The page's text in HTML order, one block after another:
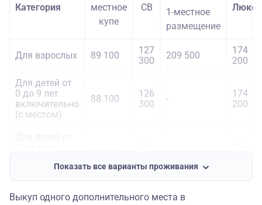
Категория
местное
купе
СВ
1-местное
размещение
Люкс
Для взрослых 89 100
127
300
209 500
174
200
Для детей от
0 до 9 лет
включительно
(с местом)
88 100
126
300
-
174
200
(без места)Показать все варианты проживания
Выкуп одного дополнительного места в